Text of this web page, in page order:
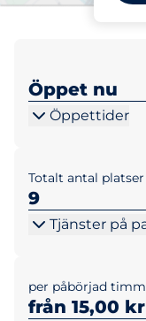
Öppet nu
Öppettider
Totalt antal platser
9
Tjänster på
per påbörjad
från 15,00 kr